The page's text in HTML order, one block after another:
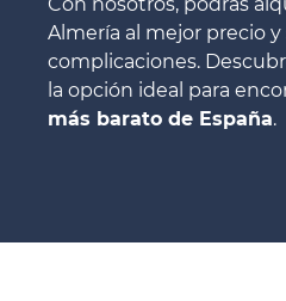
Almería al mejor precio y
complicaciones.
la opción ideal para
más barato de España.